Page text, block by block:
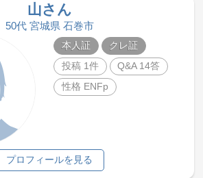
山さん
50代 宮城県 石巻市
本人証
クレ証
投稿 1件
Q&A 14答
性格 ENFp
プロフィールを見る